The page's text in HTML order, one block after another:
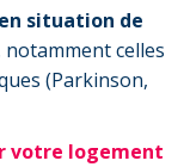
situation de
notamment celles
(Parkinson,
votre logement